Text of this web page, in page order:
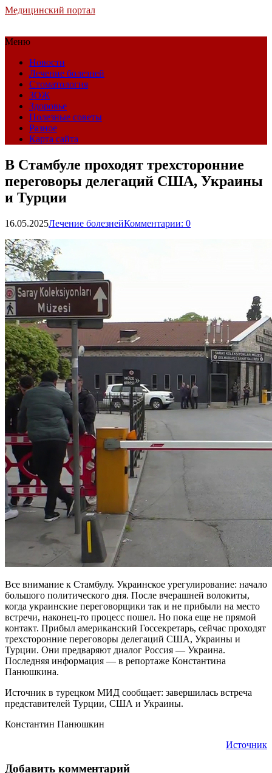
Медицинский портал
Меню
Новости
Лечение болезней
Стоматология
ЗОЖ
Здоровье
Полезные советы
Разное
Карта сайта
В Стамбуле проходят трехсторонние
переговоры делегаций США, Украины
и Турции
16.05.2025Лечение болезнейКомментарии: 0
Все внимание к Стамбулу. Украинское урегулирование: начало
большого политического дня. После вчерашней волокиты,
когда украинские переговорщики так и не прибыли на место
встречи, наконец-то процесс пошел. Но пока еще не прямой
контакт. Прибыл американский Госсекретарь, сейчас проходят
трехсторонние переговоры делегаций США, Украины и
Турции. Они предваряют диалог Россия — Украина.
Последняя информация — в репортаже Константина
Панюшкина.
Источник в турецком МИД сообщает: завершилась встреча
представителей Турции, США и Украины.
Константин Панюшкин
Источник
Добавить комментарий